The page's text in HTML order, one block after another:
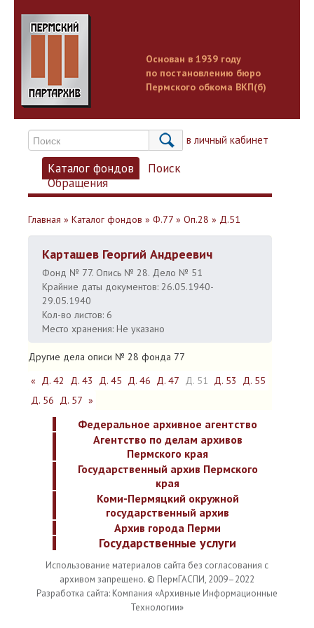
Основан в 1939 году
по постановлению бюро
Пермского обкома ВКП(б)
Вход в личный кабинет
Каталог фондов
Поиск
Обращения
Главная » Каталог фондов » Ф.77 » Оп.28 » Д.51
Карташев Георгий Андреевич
Фонд № 77. Опись № 28. Дело № 51
Крайние даты документов: 26.05.1940-
29.05.1940
Кол-во листов: 6
Место хранения: Не указано
Другие дела описи № 28 фонда 77
« Д. 42 Д. 43 Д. 45 Д. 46 Д. 47 Д. 51 Д. 53
Д. 55
Д. 56 Д. 57 »
Федеральное архивное агентство
Агентство по делам архивов
Пермского края
Государственный архив Пермского
края
Коми-Пермяцкий окружной
государственный архив
Архив города Перми
Государственные услуги
Использование материалов сайта без согласования с
архивом запрещено. © ПермГАСПИ, 2009–2022
Разработка сайта: Компания «Архивные Информационные
Технологии»